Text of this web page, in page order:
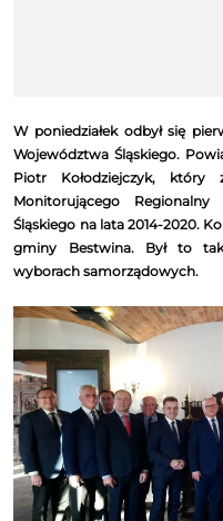
W poniedziałek odbył się
Województwa Śląskiego.
Piotr Kołodziejczyk,
Monitorującego
Śląskiego na lata 2014-2020.
gminy Bestwina. Był to
wyborach samorządowych.